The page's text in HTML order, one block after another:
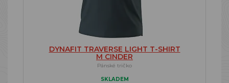
DYNAFIT TRAVERSE LIGHT T-SHIRT
M CINDER
Pánské tričko
SKLADEM